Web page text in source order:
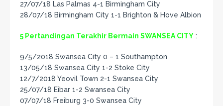
27/07/18 Las Palmas 4-1 Birmingham City
28/07/18 Birmingham City 1-1 Brighton & Hove Albion
5 Pertandingan Terakhir Bermain SWANSEA CITY :
9/5/2018 Swansea City 0 – 1 Southampton
13/05/18 Swansea City 1-2 Stoke City
12/7/2018 Yeovil Town 2-1 Swansea City
25/07/18 Eibar 1-2 Swansea City
07/07/18 Freiburg 3-0 Swansea City